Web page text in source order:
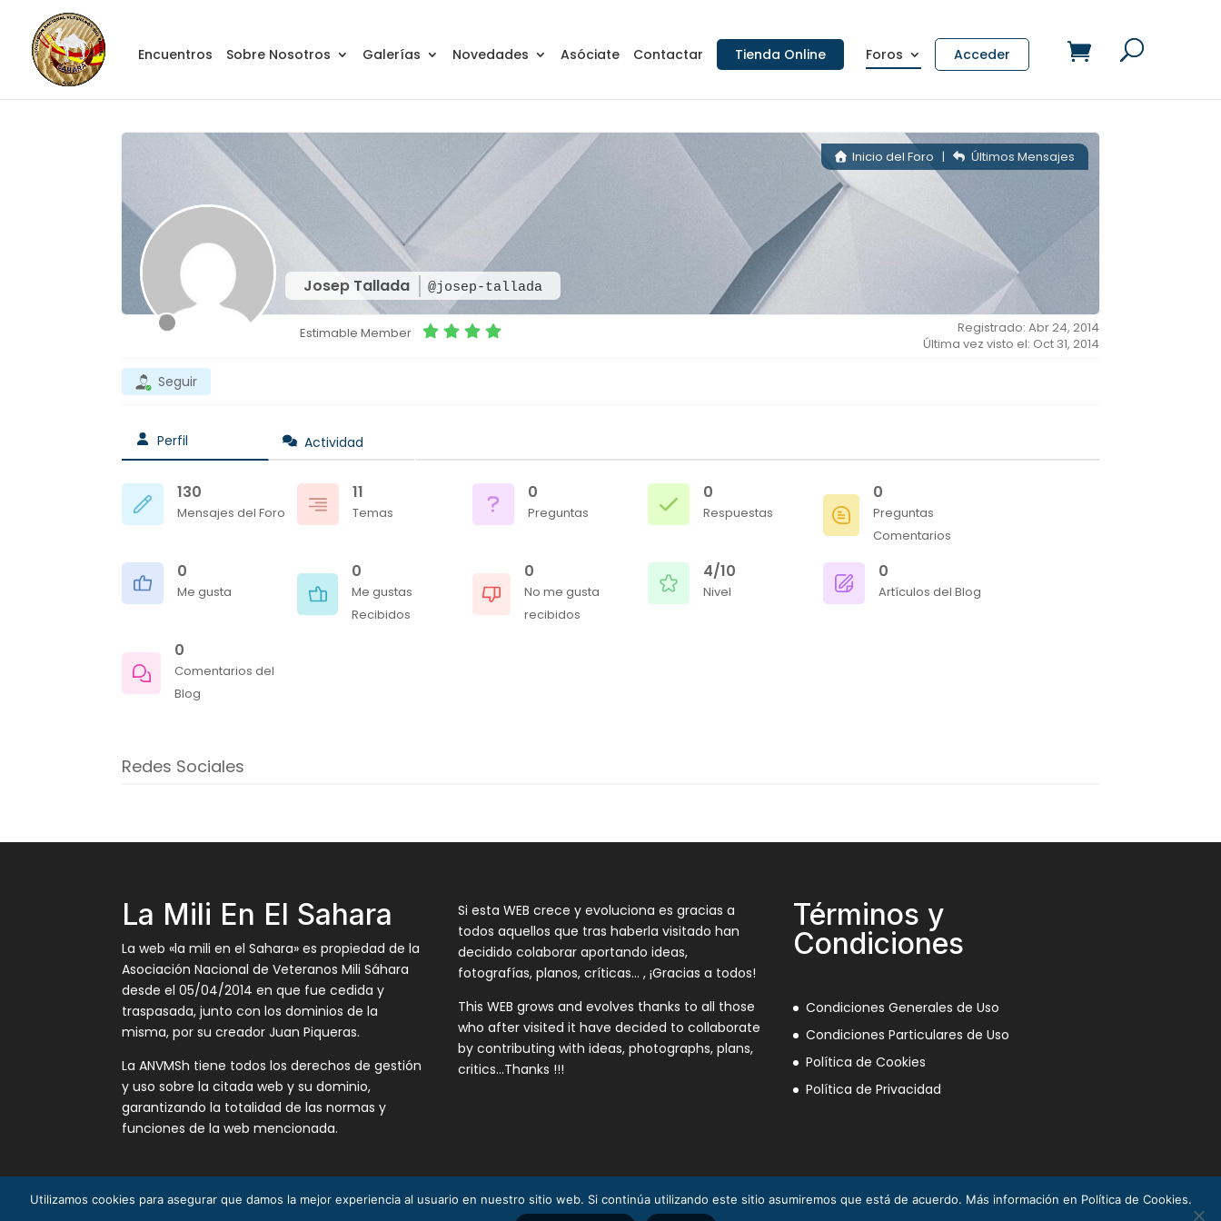
Encuentros Sobre Nosotros Galerías Novedades Asóciate Contactar Tienda Online Foros Acceder
Josep Tallada @josep-tallada
Inicio del Foro | Últimos Mensajes
Estimable Member
Registrado: Abr 24, 2014
Última vez visto el: Oct 31, 2014
Seguir
Perfil Actividad
130
Mensajes del Foro
11
Temas
0
Preguntas
0
Respuestas
0
Preguntas
Comentarios
0
Me gusta
0
Me gustas
Recibidos
0
No me gusta
recibidos
4/10
Nivel
0
Artículos del Blog
0
Comentarios del
Blog
Redes Sociales
La Mili En El Sahara
La web «la mili en el Sahara» es propiedad de la
Asociación Nacional de Veteranos Mili Sáhara
desde el 05/04/2014 en que fue cedida y
traspasada, junto con los dominios de la
misma, por su creador Juan Piqueras.
La ANVMSh tiene todos los derechos de gestión
y uso sobre la citada web y su dominio,
garantizando la totalidad de las normas y
funciones de la web mencionada.
Si esta WEB crece y evoluciona es gracias a
todos aquellos que tras haberla visitado han
decidido colaborar aportando ideas,
fotografías, planos, críticas… , ¡Gracias a todos!
This WEB grows and evolves thanks to all those
who after visited it have decided to collaborate
by contributing with ideas, photographs, plans,
critics…Thanks !!!
Términos y
Condiciones
Condiciones Generales de Uso
Condiciones Particulares de Uso
Política de Cookies
Política de Privacidad
La Mili en el Sáhara ® Juan Piqueras 2003-2013
Utilizamos cookies para asegurar que damos la mejor experiencia al usuario en nuestro sitio web. Si continúa utilizando este sitio asumiremos que está de acuerdo. Más información en Política de Cookies.